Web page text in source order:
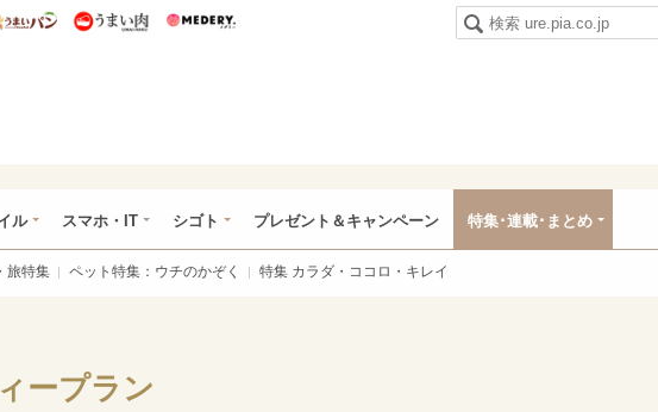
特集
いめし うまいパン うまい肉
ル スマホ・IT シゴト プレゼント＆キャンペーン 特集･連載･まとめ
旅特集 ペット特集：ウチのかぞく 特集 カラダ・ココロ・キレイ
ープラン